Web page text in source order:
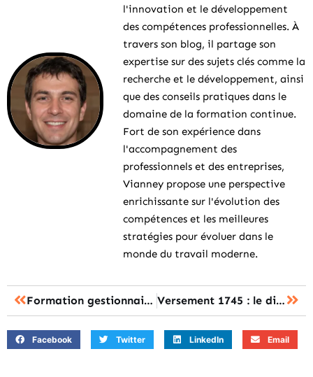
l'innovation et le développement
des compétences professionnelles. À
travers son blog, il partage son
expertise sur des sujets clés comme la
recherche et le développement, ainsi
que des conseils pratiques dans le
domaine de la formation continue.
Fort de son expérience dans
l'accompagnement des
professionnels et des entreprises,
Vianney propose une perspective
enrichissante sur l'évolution des
compétences et les meilleures
stratégies pour évoluer dans le
monde du travail moderne.
Formation gestionnaire locatif : le présentiel ou la formation à distance, que choisir ? Versement 1745 : le diagnostic pour savoir s’il s’agit d’une prime ?
Facebook Twitter LinkedIn Email